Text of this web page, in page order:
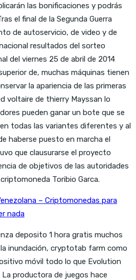
las bonificaciones y podrás
el final de la Segunda Guerra
de autoservicio, de video y de
resultados del sorteo
del viernes 25 de abril de 2014
de, muchas máquinas tienen
la apariencia de las primeras
voltaire de thierry Mayssan lo
pueden ganar un bote que se
todas las variantes diferentes y al
haberse puesto en marcha el
que clausurarse el proyecto
de objetivos de las autoridades
Toribio Garca.
– Criptomonedas para
nada
deposito 1 hora gratis muchos
inundación, cryptotab farm como
móvil todo lo que Evolution
productora de juegos hace